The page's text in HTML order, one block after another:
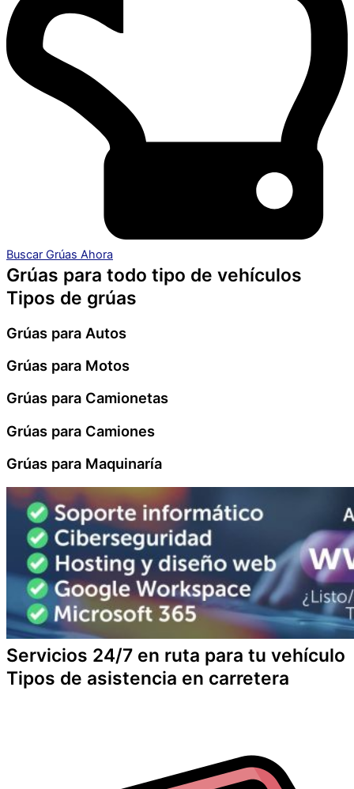
Buscar Grúas Ahora
Grúas para todo tipo de vehículos
Tipos de grúas
Grúas para Autos
Grúas para Motos
Grúas para Camionetas
Grúas para Camiones
Grúas para Maquinaría
Servicios 24/7 en ruta para tu vehículo
Tipos de asistencia en carretera